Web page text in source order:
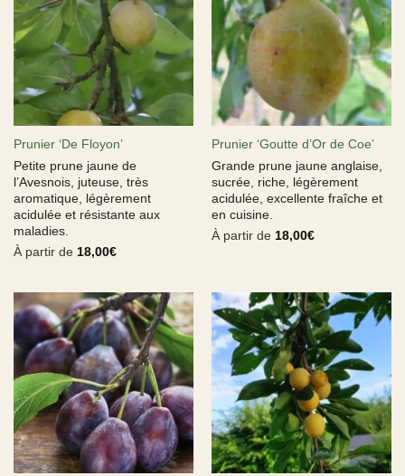
Prunier ‘De Floyon’
Petite prune jaune de
l’Avesnois, juteuse, très
aromatique, légèrement
acidulée et résistante aux
maladies.
À partir de 18,00€
Prunier ‘Goutte d’Or de Coe’
Grande prune jaune anglaise,
sucrée, riche, légèrement
acidulée, excellente fraîche et
en cuisine.
À partir de 18,00€